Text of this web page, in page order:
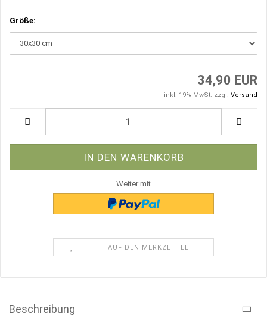
Größe:
34,90 EUR
inkl. 19% MwSt. zzgl. Versand
Weiter mit
AUF DEN MERKZETTEL
Beschreibung